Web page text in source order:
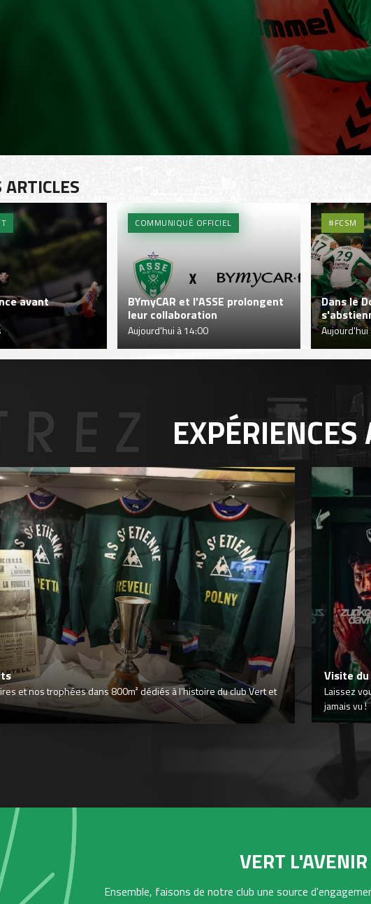
avant
COMMUNIQUÉ OFFICIEL
BYmyCAR et l'ASSE prolongent
leur collaboration
Aujourd'hui à 14:00
#FCSM
Dans le
Aujourd'hui
EXPÉRIENCES
et nos trophées dans 800m² dédiés à l’histoire du club Vert et
Visite
Laissez
jamais vu !
VERT L'AVENIR
Ensemble, faisons de notre club une source